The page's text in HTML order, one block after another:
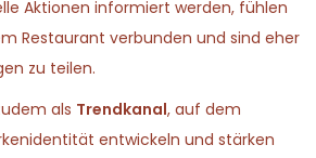
Aktionen informiert werden, fühlen
Restaurant verbunden und sind eher
zu teilen.
als Trendkanal, auf dem
entwickeln und stärken